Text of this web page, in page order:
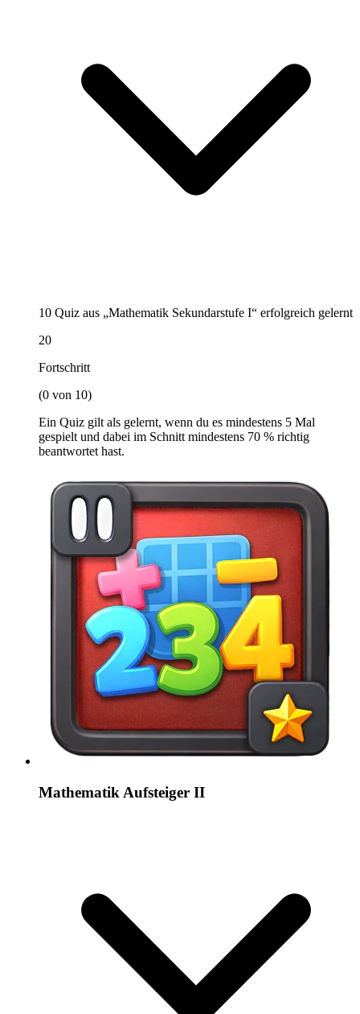
10 Quiz aus „Mathematik Sekundarstufe I“ erfolgreich gelernt
20
Fortschritt
(0 von 10)
Ein Quiz gilt als gelernt, wenn du es mindestens 5 Mal
gespielt und dabei im Schnitt mindestens 70 % richtig
beantwortet hast.
Mathematik Aufsteiger II